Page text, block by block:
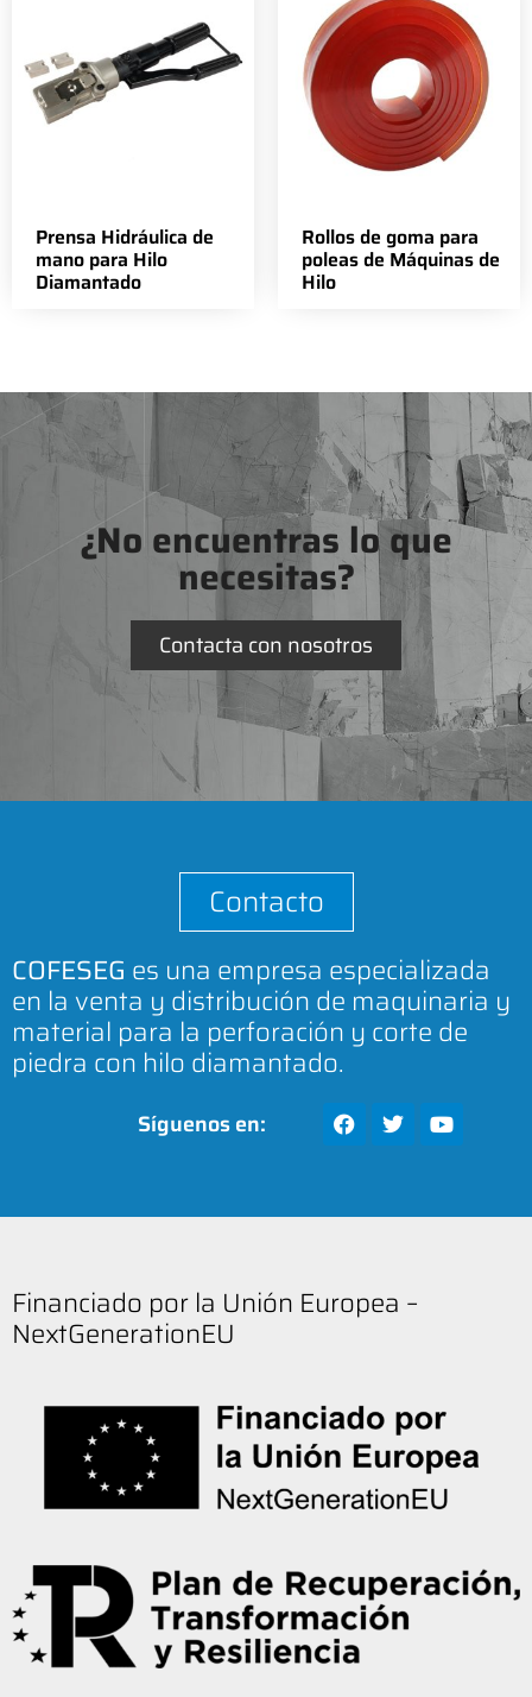
Prensa Hidráulica de
mano para Hilo
Diamantado
Rollos de goma para
poleas de Máquinas de
Hilo
¿No encuentras lo que
necesitas?
Contacta con nosotros
Contacto
COFESEG es una empresa especializada
en la venta y distribución de maquinaria y
material para la perforación y corte de
piedra con hilo diamantado.
Síguenos en:
Financiado por la Unión Europea –
NextGenerationEU